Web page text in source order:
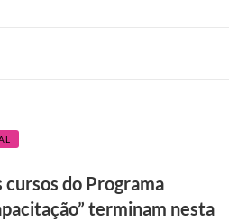
cursos do Programa
terminam nesta